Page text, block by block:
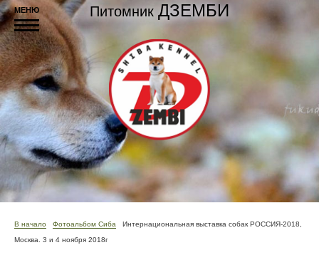
Питомник ДЗЕМБИ
МЕНЮ
В начало Фотоальбом Сиба Интернациональная выставка собак РОССИЯ-2018,
Москва. 3 и 4 ноября 2018г